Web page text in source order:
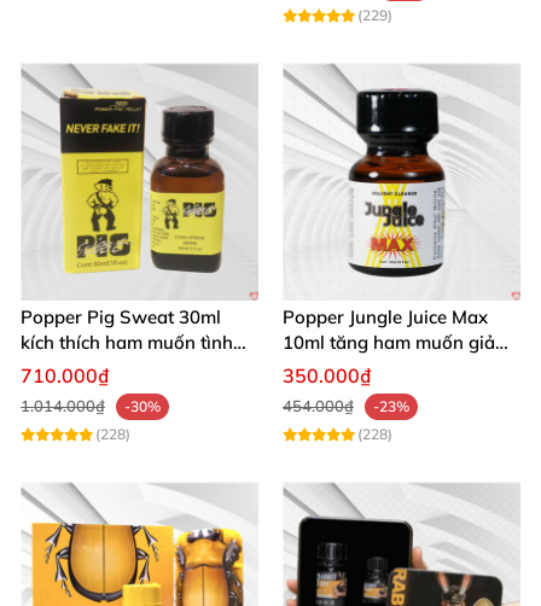
(229)
Popper Pig Sweat 30ml
kích thích ham muốn tình
dục khoái cảm sâu cộng
đồng LGBT
710.000₫
1.014.000₫
-30%
(228)
Popper Jungle Juice Max
10ml tăng ham muốn giảm
đau quan hệ
350.000₫
454.000₫
-23%
(228)